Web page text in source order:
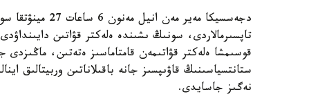
دجەسسيكا مەير
تاپسىرمالاردى، سونىڭ ىشىندە ەلەكتر قۋاتىن
قوسىمشا ەلەكتر قۋاتىمەن قامتاماسىز ەتەتىن، ماڭىزدى
ستانتسياسىنىڭ قاۋىپسىز جانە باقىلاناتىن وربيتالىق
نەگىز جاسايدى.